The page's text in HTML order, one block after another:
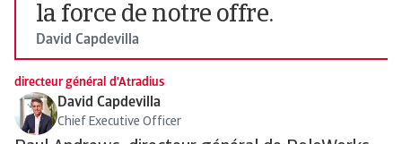
la force de notre offre.
David Capdevilla
directeur général d'Atradius
David Capdevilla
Chief Executive Officer